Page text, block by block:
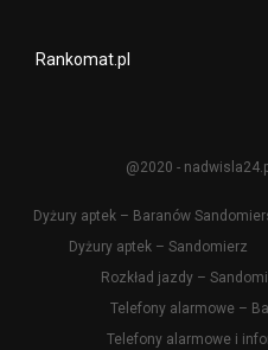
Rankomat.pl
@2020 -
Dyżury aptek – Baranów
Dyżury aptek – Sandomierz
Rozkład jazdy –
Telefony alarmowe –
Telefony alarmowe i